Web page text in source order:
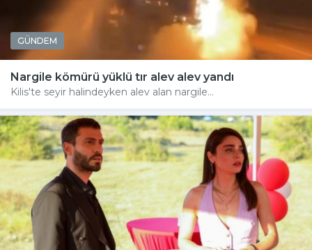
GÜNDEM
Nargile kömürü yüklü tır alev alev yandı
Kilis'te seyir halindeyken alev alan nargile...